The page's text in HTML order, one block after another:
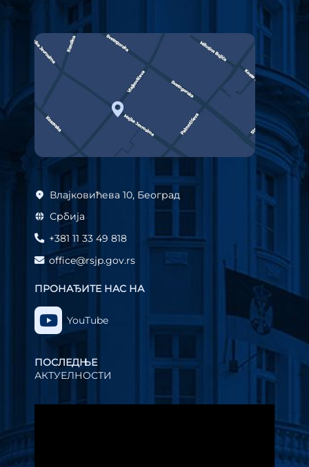
Влајковићева 10, Београд
Србија
+381 11 33 49 818
office@rsjp.gov.rs
ПРОНАЂИТЕ НАС НА
YouTube
ПОСЛЕДЊЕ
АКТУЕЛНОСТИ
видео